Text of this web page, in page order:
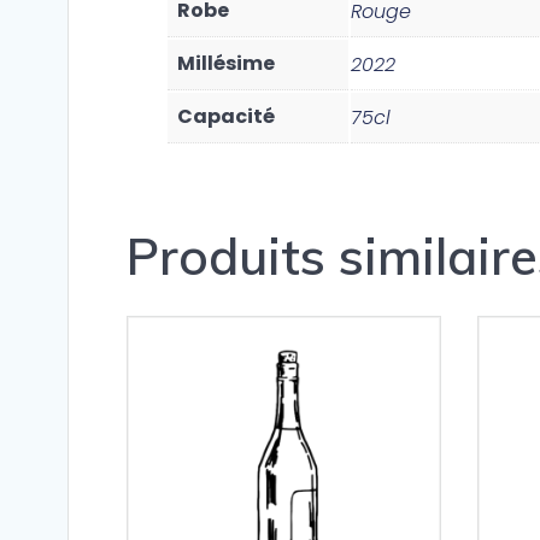
Robe
Rouge
Millésime
2022
Capacité
75cl
Produits